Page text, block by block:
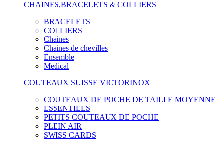
CHAINES,BRACELETS & COLLIERS
BRACELETS
COLLIERS
Chaines
Chaines de chevilles
Ensemble
Medical
COUTEAUX SUISSE VICTORINOX
COUTEAUX DE POCHE DE TAILLE MOYENNE
ESSENTIELS
PETITS COUTEAUX DE POCHE
PLEIN AIR
SWISS CARDS